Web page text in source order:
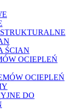
ŚCIAN
OCIEPLEŃ
OCIEPLEŃ
DO